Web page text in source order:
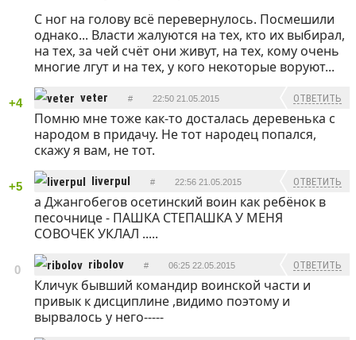
С ног на голову всё перевернулось. Посмешили
однако... Власти жалуются на тех, кто их выбирал,
на тех, за чей счёт они живут, на тех, кому очень
многие лгут и на тех, у кого некоторые воруют...
+4 veter # 22:50 21.05.2015 ОТВЕТИТЬ
Помню мне тоже как-то досталась деревенька с
народом в придачу. Не тот народец попался,
скажу я вам, не тот.
+5 liverpul # 22:56 21.05.2015 ОТВЕТИТЬ
а Джангобегов осетинский воин как ребёнок в
песочнице - ПАШКА СТЕПАШКА У МЕНЯ
СОВОЧЕК УКЛАЛ .....
0 ribolov # 06:25 22.05.2015 ОТВЕТИТЬ
Кличук бывший командир воинской части и
привык к дисциплине ,видимо поэтому и
вырвалось у него-----